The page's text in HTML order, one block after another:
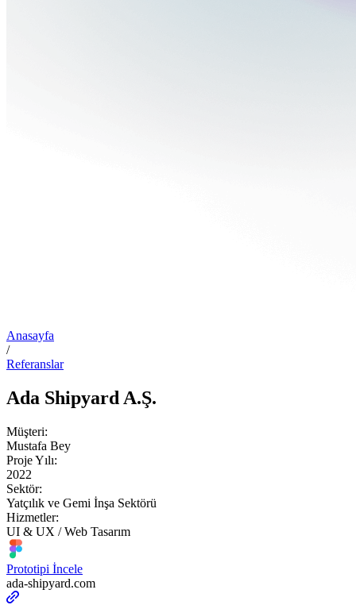
Anasayfa
/
Referanslar
Ada Shipyard A.Ş.
Müşteri:
Mustafa Bey
Proje Yılı:
2022
Sektör:
Yatçılık ve Gemi İnşa Sektörü
Hizmetler:
UI & UX / Web Tasarım
Prototipi İncele
ada-shipyard.com